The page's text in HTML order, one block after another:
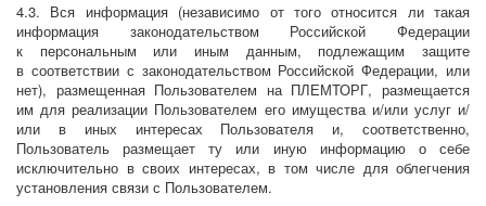
4.3. Вся информация (независимо от того относится ли такая
информация законодательством Российской Федерации
к персональным или иным данным, подлежащим защите
в соответствии с законодательством Российской Федерации, или
нет), размещенная Пользователем на ПЛЕМТОРГ, размещается
им для реализации Пользователем его имущества и/или услуг и/
или в иных интересах Пользователя и, соответственно,
Пользователь размещает ту или иную информацию о себе
исключительно в своих интересах, в том числе для облегчения
установления связи с Пользователем.